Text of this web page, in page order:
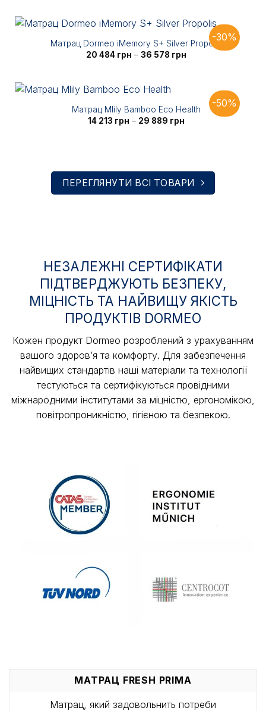
316 грн
до
263 грн-30%
Матрац Dormeo iMemory S+ Silver Propolis
20 484 грн – 36 578 грнДіапазон
578 грн-50%
Матрац Mlily Bamboo Eco Health
14 213 грн – 29 889 грнДіапазон
889 грн
ПЕРЕГЛЯНУТИ ВСІ ТОВАРИ
НЕЗАЛЕЖНІ СЕРТИФІКАТИ
ПІДТВЕРДЖУЮТЬ БЕЗПЕКУ,
МІЦНІСТЬ ТА НАЙВИЩУ ЯКІСТЬ
ПРОДУКТІВ DORMEO
Кожен продукт Dormeo розроблений з урахуванням
вашого здоров’я та комфорту. Для забезпечення
найвищих стандартів наші матеріали та технології
тестуються та сертифікуються провідними
міжнародними інститутами за міцністю, ергономікою,
повітропроникністю, гігієною та безпекою.
МАТРАЦ FRESH PRIMA
Матрац, який задовольнить потреби